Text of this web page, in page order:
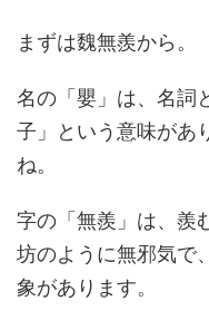
まずは魏無羨から。
名の「嬰」は、名詞
子」という意味があ
ね。
字の「無羨」は、羨
坊のように無邪気で
象があります。